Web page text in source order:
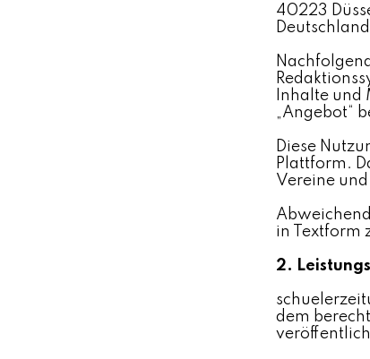
40223
Deutschland
Inhalte und
„Angebot“
Diese
Plattform.
Vereine
in Textform
2.
dem